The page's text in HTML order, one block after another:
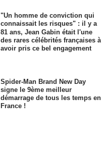
"Un homme de conviction qui
connaissait les risques" : il y a
81 ans, Jean Gabin était l'une
des rares célébrités françaises à
avoir pris ce bel engagement
Spider-Man Brand New Day
signe le 9ème meilleur
démarrage de tous les temps en
France !